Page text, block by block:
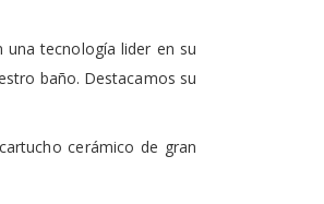
tecnología lider en su
baño. Destacamos su
cerámico de gran